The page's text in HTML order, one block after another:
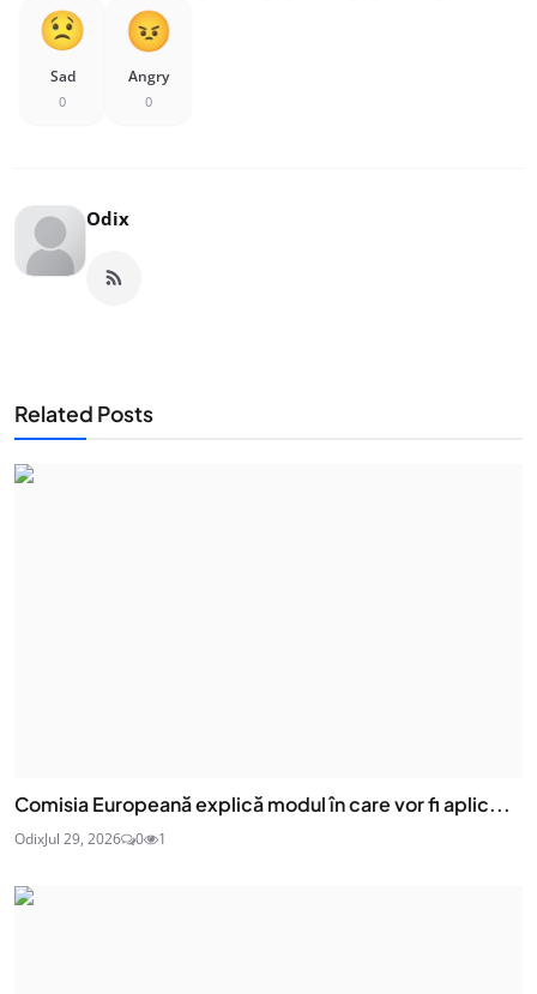
Sad
0
Angry
0
Odix
Related Posts
Comisia Europeană explică modul în care vor fi aplic...
OdixJul 29, 2026 0 1